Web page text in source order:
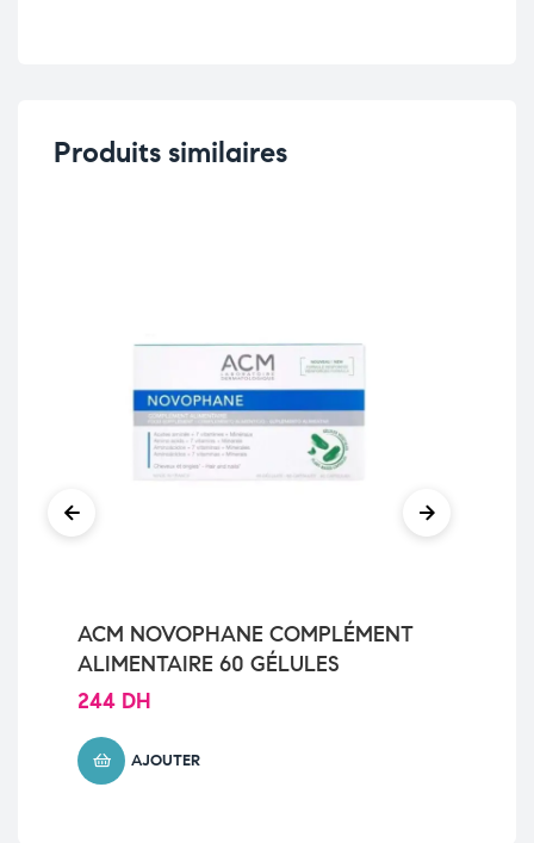
Produits similaires
ACM NOVOPHANE COMPLÉMENT
ALIMENTAIRE 60 GÉLULES
244 DH
AJOUTER